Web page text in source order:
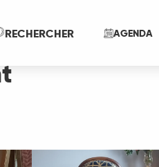
AGENDA
RECHERCHERRecherche